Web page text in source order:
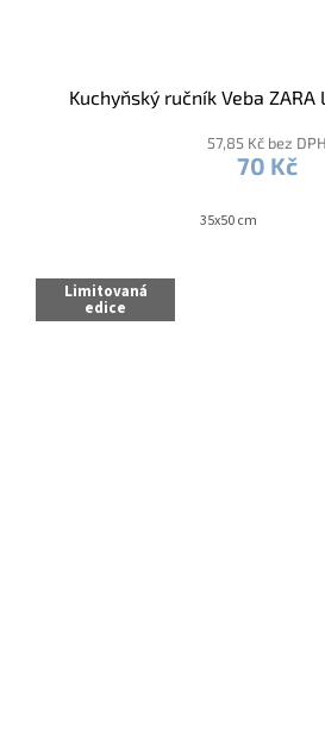
Kuchyňský ručník Veba
57,85 Kč bez DPH
70 Kč
35x50 cm
Limitovaná
edice